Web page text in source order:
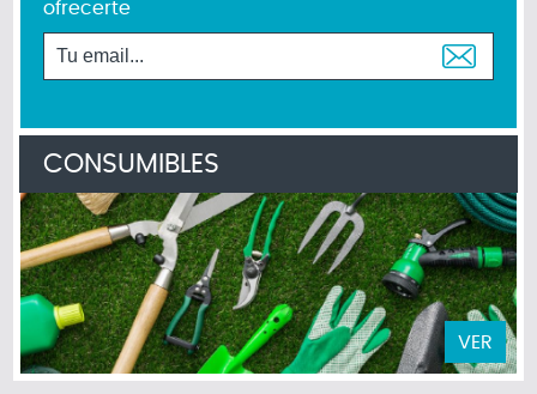
ofrecerte
CONSUMIBLES
VER